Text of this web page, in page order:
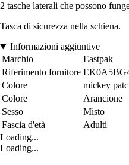
2 tasche laterali che possono
Tasca di sicurezza nella schiena.
Informazioni aggiuntive
Marchio
Eastpak
Riferimento fornitore
Colore
mickey
Colore
Arancione
Sesso
Misto
Fascia d'età
Adulti
Loading...
Loading...